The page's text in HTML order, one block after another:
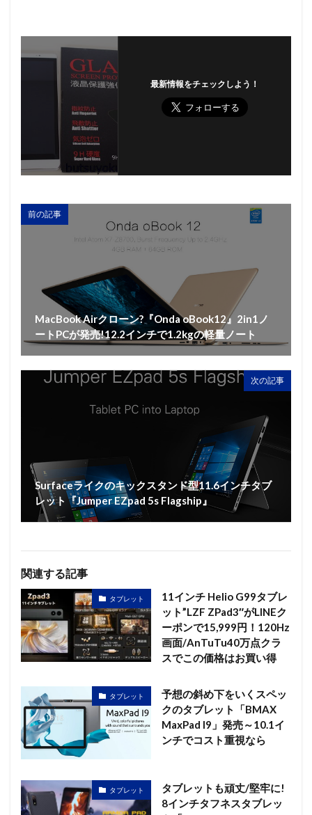
最新情報をチェックしよう！
前の記事
MacBook Airクローン?『Onda oBook12』2in1ノ
ートPCが発売!12.2インチで1.2kgの軽量ノート
次の記事
Surfaceライクのキックスタンド型11.6インチタブ
レット『Jumper EZpad 5s Flagship』
関連する記事
タブレット
11インチ Helio G99タブレ
ット”LZF ZPad3″がLINEク
ーポンで15,999円！120Hz
画面/AnTuTu40万点クラ
スでこの価格はお買い得
タブレット
予想の斜め下をいくスペッ
クのタブレット「BMAX
MaxPad I9」発売～10.1イ
ンチでコスト重視なら
タブレット
タブレットも頑丈/堅牢に!
8インチタフネスタブレッ